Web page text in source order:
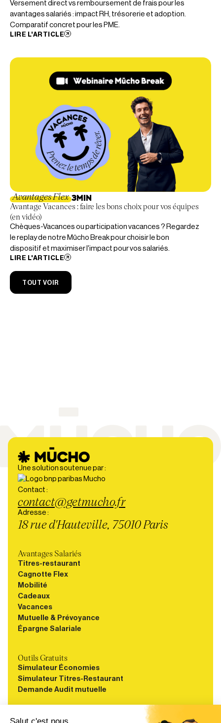
Versement direct vs remboursement de frais pour les
avantages salariés : impact RH, trésorerie et adoption.
Comparatif concret pour les PME.
LIRE L'ARTICLE
Avantages Flex 3MIN
Avantage Vacances : faire les bons choix pour vos équipes
(en vidéo)
Chèques-Vacances ou participation vacances ? Regardez
le replay de notre Mūcho Break pour choisir le bon
dispositif et maximiser l'impact pour vos salariés.
LIRE L'ARTICLE
TOUT VOIR
Une solution soutenue par :
Contact :
contact@getmucho.fr
Adresse :
18 rue d'Hauteville, 75010 Paris
Avantages Salariés
Titres-restaurant
Cagnotte Flex
Mobilité
Cadeaux
Vacances
Mutuelle & Prévoyance
Épargne Salariale
Outils Gratuits
Simulateur Économies
Simulateur Titres-Restaurant
Demande Audit mutuelle
Ressources